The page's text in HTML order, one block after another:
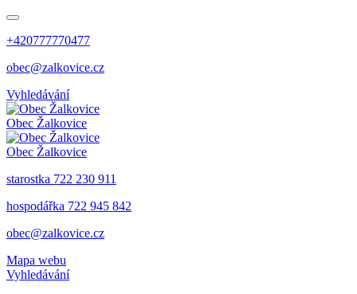
+420777770477
obec@zalkovice.cz
Vyhledávání
Obec Žalkovice
Obec Žalkovice
starostka 722 230 911
hospodářka 722 945 842
obec@zalkovice.cz
Mapa webu
Vyhledávání